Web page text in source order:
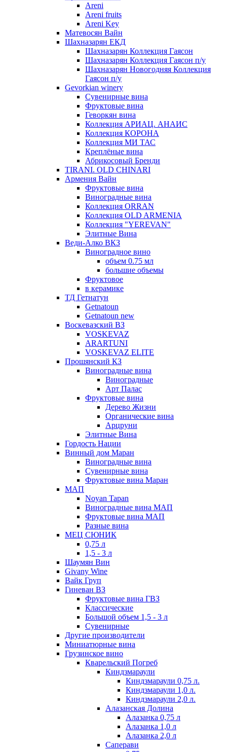
Areni
Areni fruits
Areni Key
Матевосян Вайн
Шахназарян ЕКД
Шахназарян Коллекция Гаясон
Шахназарян Коллекция Гаясон п/у
Шахназарян Новогодняя Коллекция
Гаясон п/у
Gevorkian winery
Сувенирные вина
Фруктовые вина
Геворкян вина
Коллекция АРИАЦ. АНАИС
Коллекция КОРОНА
Коллекция МИ ТАС
Креплёные вина
Абрикосовый Бренди
TIRANI. OLD CHINARI
Армения Вайн
Фруктовые вина
Виноградные вина
Коллекция ORRAN
Коллекция OLD ARMENIA
Коллекция "YEREVAN"
Элитные Вина
Веди-Алко ВКЗ
Виноградное вино
объем 0.75 мл
большие объемы
Фруктовое
в керамике
ТД Гетнатун
Getnatoun
Getnatoun new
Воскевазский ВЗ
VOSKEVAZ
ARARTUNI
VOSKEVAZ ELITE
Прошянский КЗ
Виноградные вина
Виноградные
Арт Палас
Фруктовые вина
Дерево Жизни
Органические вина
Арцруни
Элитные Вина
Гордость Нации
Винный дом Маран
Виноградные вина
Сувенирные вина
Фруктовые вина Маран
МАП
Noyan Tapan
Виноградные вина МАП
Фруктовые вина МАП
Разные вина
МЕЦ СЮНИК
0,75 л
1,5 - 3 л
Шаумян Вин
Givany Wine
Вайк Груп
Гиневан ВЗ
Фруктовые вина ГВЗ
Классические
Большой объем 1,5 - 3 л
Сувенирные
Другие производители
Миниатюрные вина
Грузинское вино
Кварельский Погреб
Киндзмараули
Киндзмараули 0,75 л.
Киндзмараули 1,0 л.
Киндзмараули 2,0 л.
Алазанская Долина
Алазанка 0,75 л
Алазанка 1,0 л
Алазанка 2,0 л
Саперави